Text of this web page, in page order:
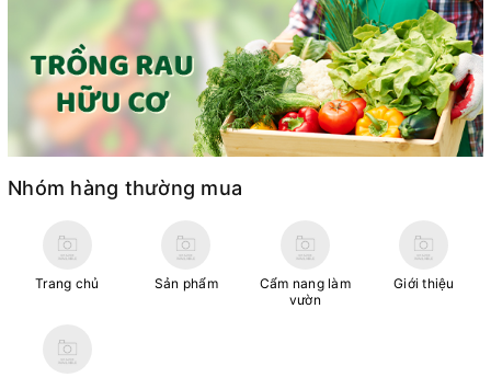
Nhóm hàng thường mua
Trang chủ Sản phẩm
Cẩm nang làm
vườn
Giới thiệu